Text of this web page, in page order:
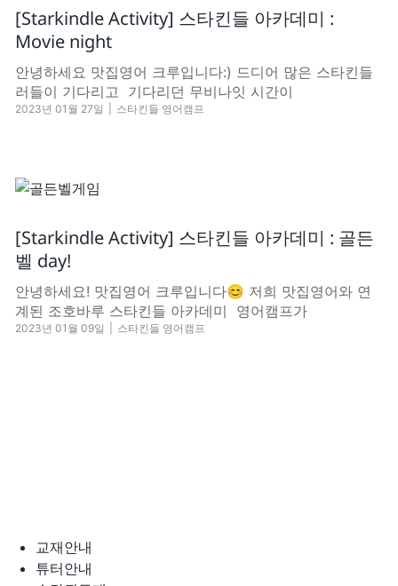
[Starkindle Activity] 스타킨들 아카데미 :
Movie night
안녕하세요 맛집영어 크루입니다:) 드디어 많은 스타킨들
러들이 기다리고 기다리던 무비나잇 시간이
2023년 01월 27일 스타킨들 영어캠프
[Starkindle Activity] 스타킨들 아카데미 : 골든
벨 day!
안녕하세요! 맛집영어 크루입니다😊 저희 맛집영어와 연
계된 조호바루 스타킨들 아카데미 영어캠프가
2023년 01월 09일 스타킨들 영어캠프
교재안내
튜터안내